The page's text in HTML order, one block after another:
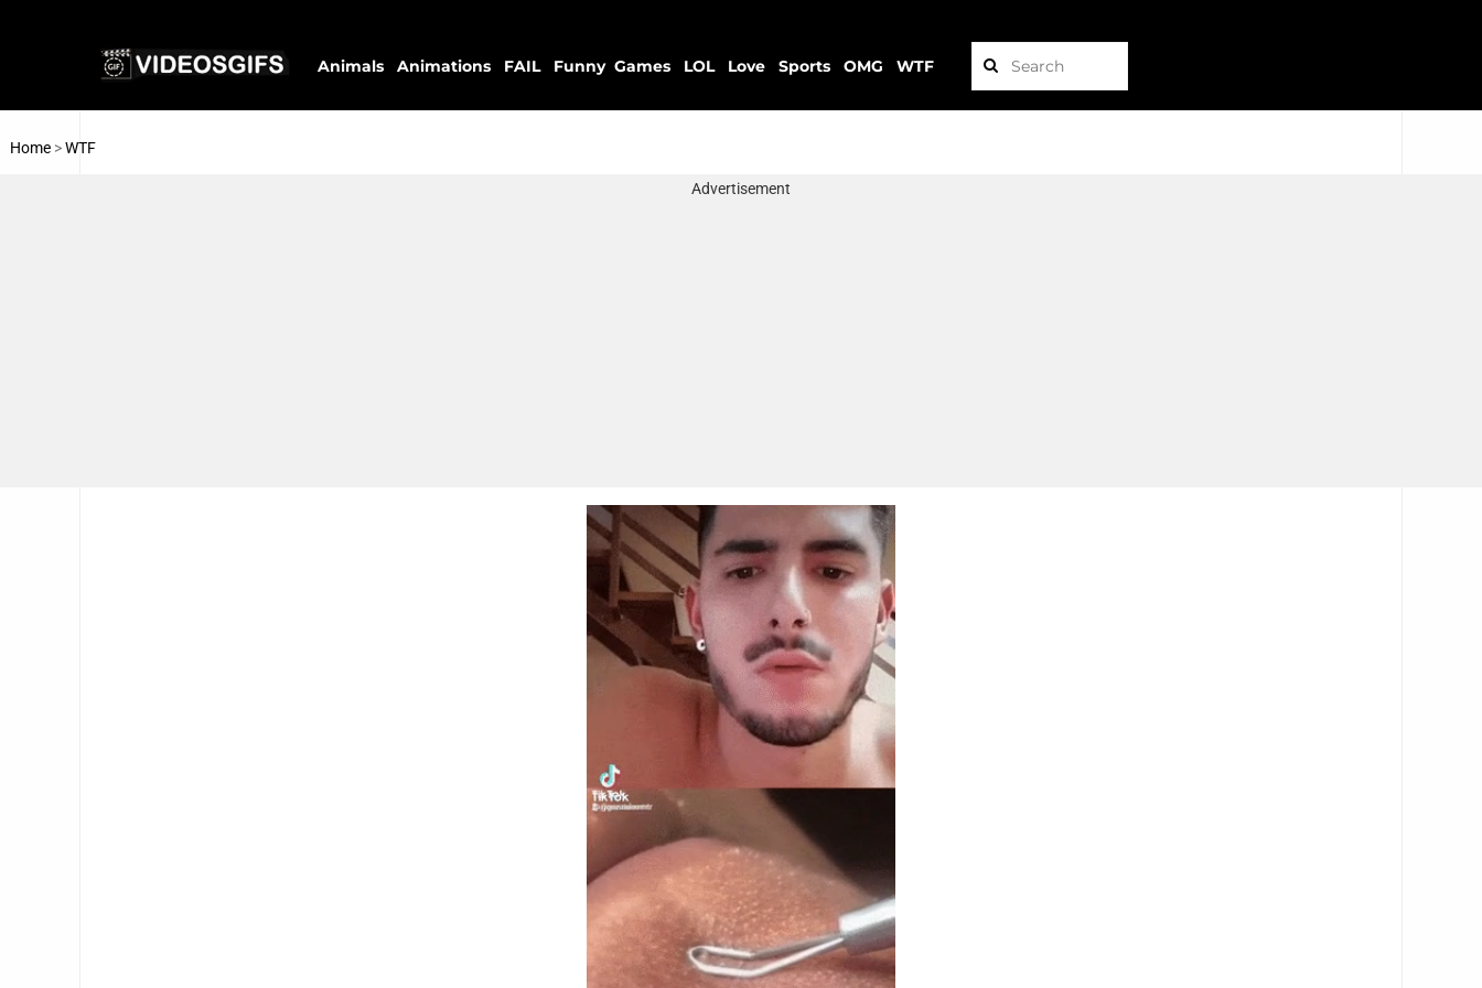
Animals Animations FAIL Funny Games LOL Love Sports OMG WTF
Home >WTF
Advertisement